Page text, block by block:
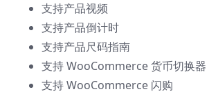
支持产品视频
支持产品倒计时
支持产品尺码指南
支持 WooCommerce 货币切换器
支持 WooCommerce 闪购